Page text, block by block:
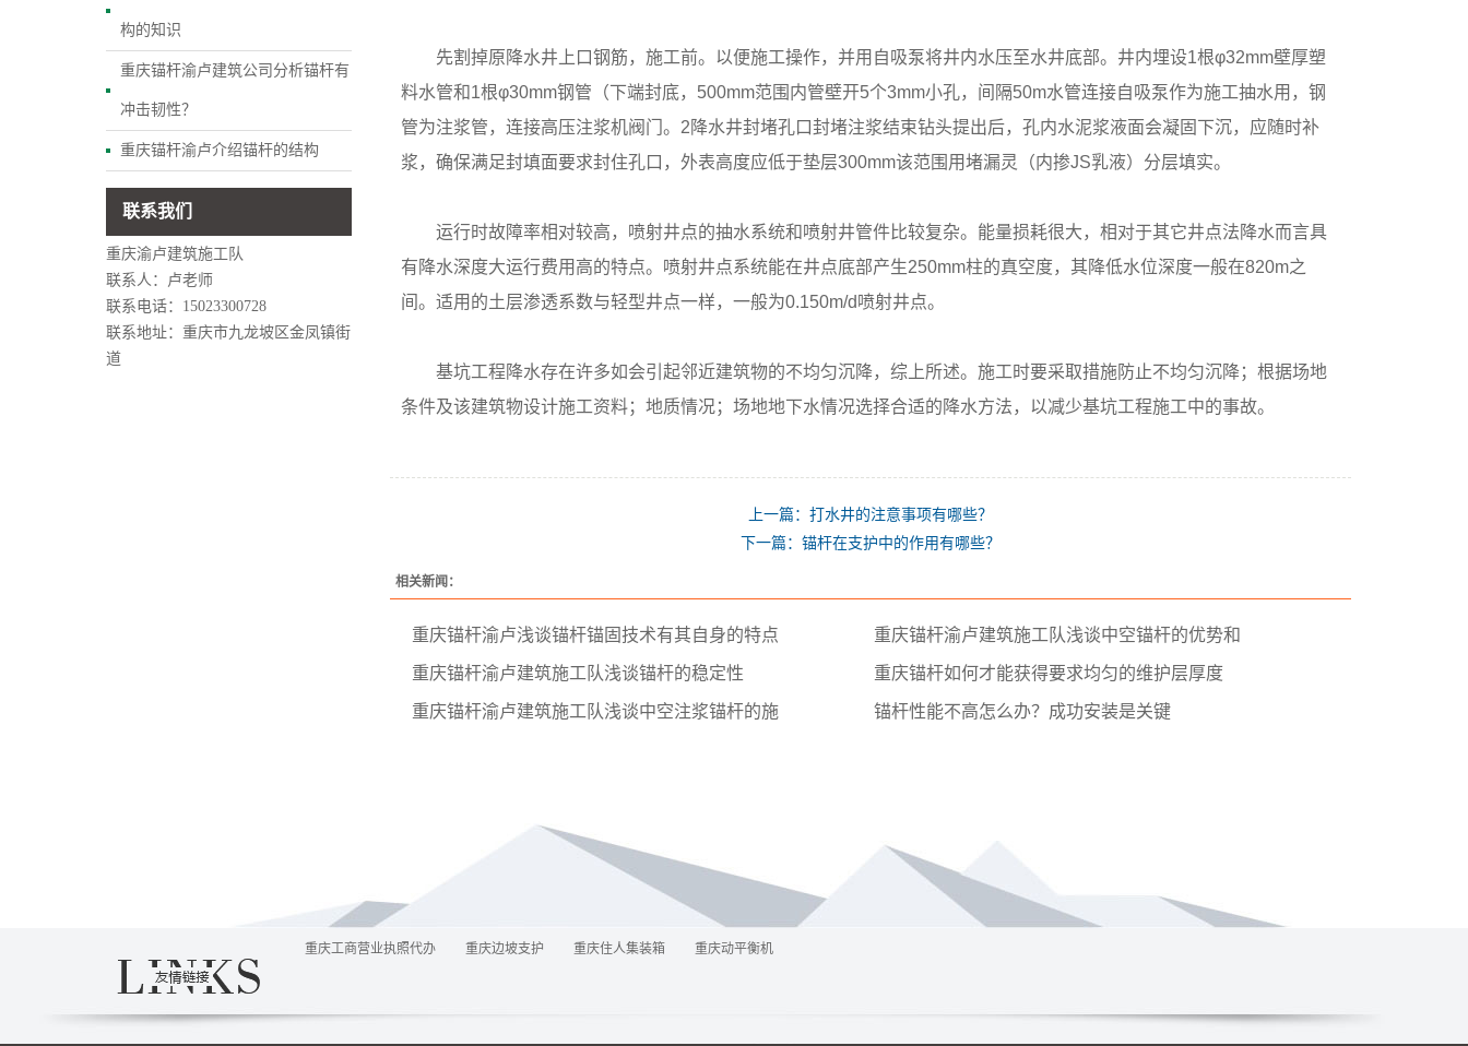
构的知识
重庆锚杆渝卢建筑公司分析锚杆有
冲击韧性？
重庆锚杆渝卢介绍锚杆的结构
联系我们
重庆渝卢建筑施工队
联系人：卢老师
联系电话：15023300728
联系地址：重庆市九龙坡区金凤镇街
道
先割掉原降水井上口钢筋，施工前。以便施工操作，并用自吸泵将井内水压至水井底部。井内埋设1根φ32mm壁厚塑
料水管和1根φ30mm钢管（下端封底，500mm范围内管壁开5个3mm小孔，间隔50m水管连接自吸泵作为施工抽水用，钢
管为注浆管，连接高压注浆机阀门。2降水井封堵孔口封堵注浆结束钻头提出后，孔内水泥浆液面会凝固下沉，应随时补
浆，确保满足封填面要求封住孔口，外表高度应低于垫层300mm该范围用堵漏灵（内掺JS乳液）分层填实。
运行时故障率相对较高，喷射井点的抽水系统和喷射井管件比较复杂。能量损耗很大，相对于其它井点法降水而言具
有降水深度大运行费用高的特点。喷射井点系统能在井点底部产生250mm柱的真空度，其降低水位深度一般在820m之
间。适用的土层渗透系数与轻型井点一样，一般为0.150m/d喷射井点。
基坑工程降水存在许多如会引起邻近建筑物的不均匀沉降，综上所述。施工时要采取措施防止不均匀沉降；根据场地
条件及该建筑物设计施工资料；地质情况；场地地下水情况选择合适的降水方法，以减少基坑工程施工中的事故。
上一篇：打水井的注意事项有哪些？
下一篇：锚杆在支护中的作用有哪些？
相关新闻：
重庆锚杆渝卢浅谈锚杆锚固技术有其自身的特点 重庆锚杆渝卢建筑施工队浅谈中空锚杆的优势和
重庆锚杆渝卢建筑施工队浅谈锚杆的稳定性 重庆锚杆如何才能获得要求均匀的维护层厚度
重庆锚杆渝卢建筑施工队浅谈中空注浆锚杆的施 锚杆性能不高怎么办？成功安装是关键
重庆工商营业执照代办 重庆边坡支护 重庆住人集装箱 重庆动平衡机